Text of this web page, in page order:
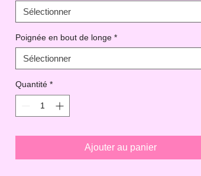
Sélectionner
Poignée en bout de longe *
Sélectionner
Quantité *
Ajouter au panier